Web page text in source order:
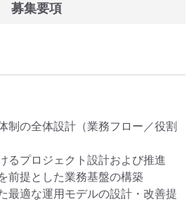
募集要項
制の全体設計（業務フロー／役割
るプロジェクト設計および推進
前提とした業務基盤の構築
最適な運用モデルの設計・改善提